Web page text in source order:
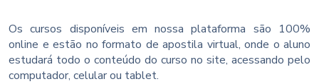
Os cursos disponíveis em nossa plataforma são 100%
online e estão no formato de apostila virtual, onde o aluno
estudará todo o conteúdo do curso no site, acessando pelo
computador, celular ou tablet.